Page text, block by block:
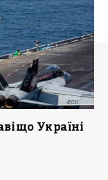
Україні